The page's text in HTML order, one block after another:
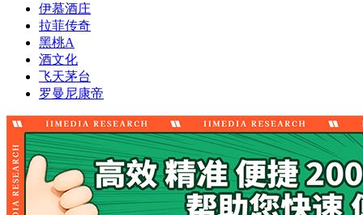
伊慕酒庄
拉菲传奇
黑桃A
酒文化
飞天茅台
罗曼尼康帝